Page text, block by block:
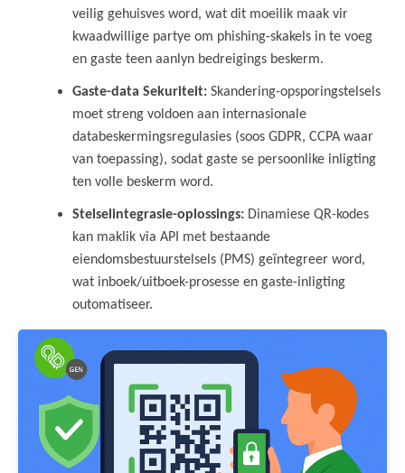
veilig gehuisves word, wat dit moeilik maak vir
kwaadwillige partye om phishing-skakels in te voeg
en gaste teen aanlyn bedreigings beskerm.
Gaste-data Sekuriteit: Skandering-opsporingstelsels
moet streng voldoen aan internasionale
databeskermingsregulasies (soos GDPR, CCPA waar
van toepassing), sodat gaste se persoonlike inligting
ten volle beskerm word.
Stelselintegrasie-oplossings: Dinamiese QR-kodes
kan maklik via API met bestaande
eiendomsbestuurstelsels (PMS) geïntegreer word,
wat inboek/uitboek-prosesse en gaste-inligting
outomatiseer.